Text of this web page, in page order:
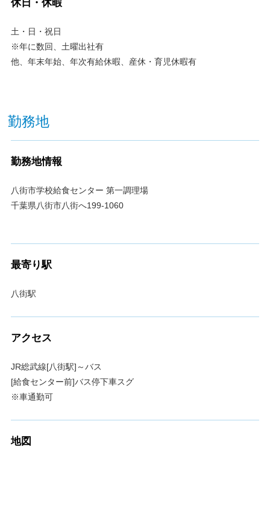
休日・休暇
土・日・祝日
※年に数回、土曜出社有
他、年末年始、年次有給休暇、産休・育児休暇有
勤務地
勤務地情報
八街市学校給食センター 第一調理場
千葉県八街市八街へ199-1060
最寄り駅
八街駅
アクセス
JR総武線[八街駅]～バス
[給食センター前]バス停下車スグ
※車通勤可
地図